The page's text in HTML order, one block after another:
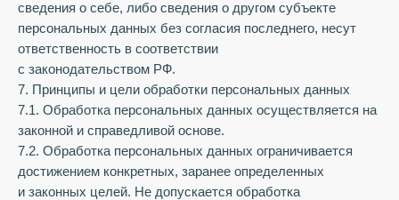
сведения о себе, либо сведения о другом субъекте
персональных данных без согласия последнего, несут
ответственность в соответствии
с законодательством РФ.
7. Принципы и цели обработки персональных данных
7.1. Обработка персональных данных осуществляется на
законной и справедливой основе.
7.2. Обработка персональных данных ограничивается
достижением конкретных, заранее определенных
и законных целей. Не допускается обработка